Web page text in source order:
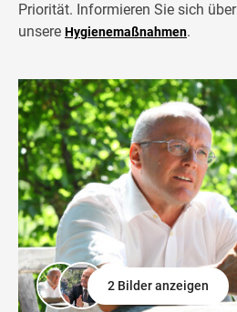
Priorität. Informieren Sie sich über
unsere Hygienemaßnahmen.
2 Bilder anzeigen